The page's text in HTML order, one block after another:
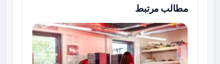
مطالب مرتبط